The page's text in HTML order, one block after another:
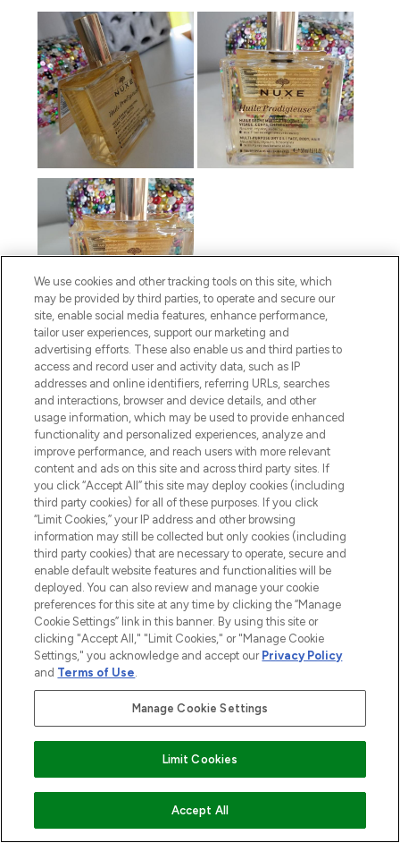
ZUM WARENKORB HINZUFÜGEN
We use cookies and other tracking tools on this site, which
may be provided by third parties, to operate and secure our
site, enable social media features, enhance performance,
tailor user experiences, support our marketing and
advertising efforts. These also enable us and third parties to
access and record user and activity data, such as IP
addresses and online identifiers, referring URLs, searches
and interactions, browser and device details, and other
usage information, which may be used to provide enhanced
functionality and personalized experiences, analyze and
improve performance, and reach users with more relevant
content and ads on this site and across third party sites. If
you click “Accept All” this site may deploy cookies (including
third party cookies) for all of these purposes. If you click
“Limit Cookies,” your IP address and other browsing
information may still be collected but only cookies (including
third party cookies) that are necessary to operate, secure and
enable default website features and functionalities will be
deployed. You can also review and manage your cookie
preferences for this site at any time by clicking the “Manage
Cookie Settings” link in this banner. By using this site or
clicking "Accept All," "Limit Cookies," or "Manage Cookie
Settings," you acknowledge and accept our Privacy Policy
and Terms of Use.
Manage Cookie Settings
Limit Cookies
Accept All